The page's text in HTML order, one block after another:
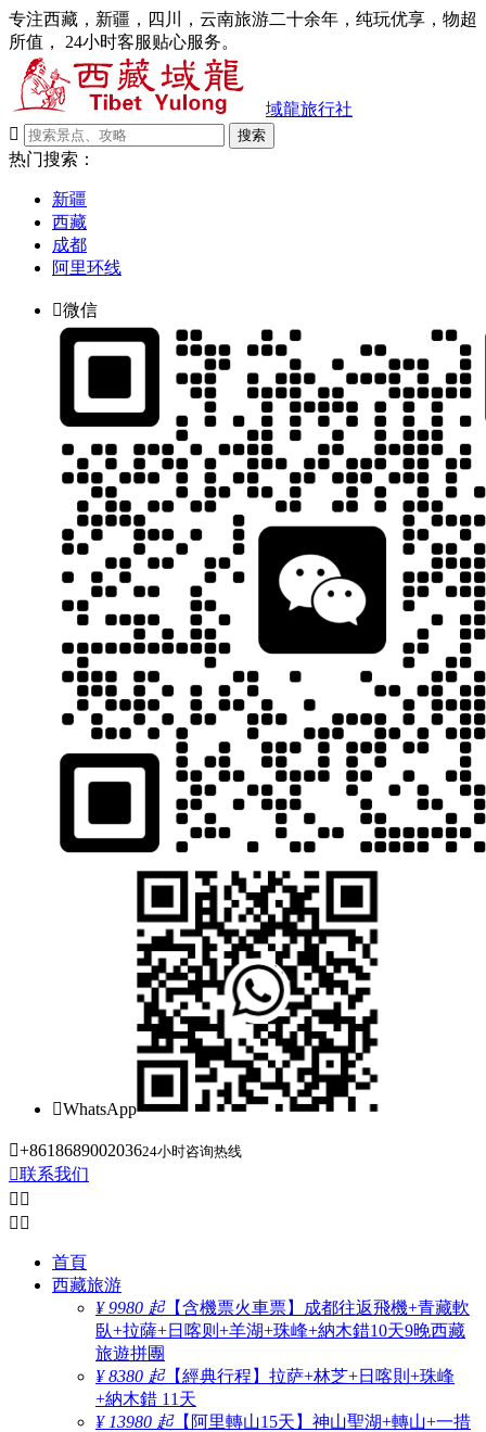
专注西藏，新疆，四川，云南旅游二十余年，纯玩优享，物超
所值， 24小时客服贴心服务。
域龍旅行社

搜索
热门搜索：
新疆
西藏
成都
阿里环线
微信
WhatsApp
+861868900203624小时咨询热线
联系我们
 
 
首頁
西藏旅游
¥ 9980 起【含機票火車票】成都往返飛機+青藏軟
臥+拉薩+日喀则+羊湖+珠峰+納木錯10天9晚西藏
旅遊拼團
¥ 8380 起【經典行程】拉萨+林芝+日喀則+珠峰
+納木錯 11天
¥ 13980 起【阿里轉山15天】神山聖湖+轉山+一措